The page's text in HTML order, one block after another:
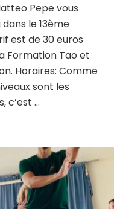
Pepe vous
le 13ème
est de 30 euros
Formation Tao et
Horaires: Comme
sont les
c’est …